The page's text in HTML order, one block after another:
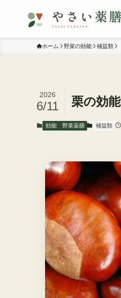
ホーム 野菜の効能 補益類
栗の効能
2026
6/11
効能 野菜薬膳 補益類